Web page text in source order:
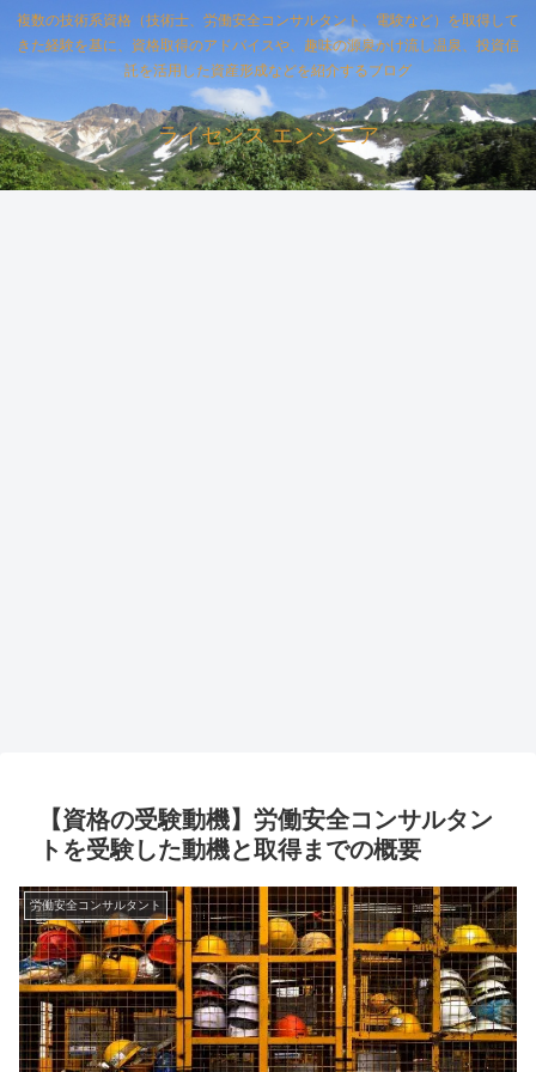
複数の技術系資格（技術士、労働安全コンサルタント、電験など）を取得して
きた経験を基に、資格取得のアドバイスや、趣味の源泉かけ流し温泉、投資信
託を活用した資産形成などを紹介するブログ
ライセンス エンジニア
【資格の受験動機】労働安全コンサルタン
トを受験した動機と取得までの概要
労働安全コンサルタント